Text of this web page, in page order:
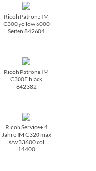
Ricoh Patrone IM
C300 yellow 6000
Seiten 842604
Ricoh Patrone IM
C300F black
842382
Ricoh Service+ 4
Jahre IM C320 max
s/­w 33600 col
14400